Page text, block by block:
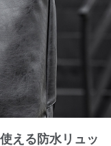
える防水リュッ